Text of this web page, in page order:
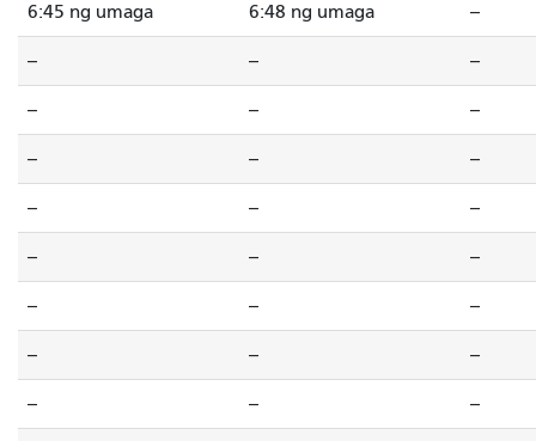
6:45 ng umaga 6:48 ng umaga --
-- -- --
-- -- --
-- -- --
-- -- --
-- -- --
-- -- --
-- -- --
-- -- --